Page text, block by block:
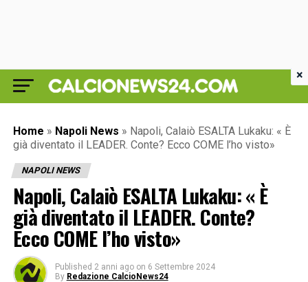
Home » Napoli News » Napoli, Calaiò ESALTA Lukaku: « È
già diventato il LEADER. Conte? Ecco COME l’ho visto»
NAPOLI NEWS
Napoli, Calaiò ESALTA Lukaku: « È
già diventato il LEADER. Conte?
Ecco COME l’ho visto»
Published 2 anni ago on 6 Settembre 2024
By Redazione CalcioNews24
×